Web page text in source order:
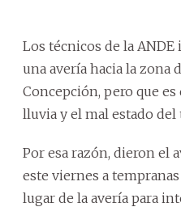
Los técnicos de la
una avería hacia la zona
Concepción, pero que
lluvia y el mal estado del
Por esa razón, dieron el
este viernes a
lugar de la avería para